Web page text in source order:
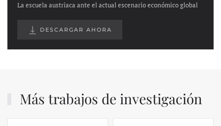
La escuela austriaca ante el actual escenario económico global
DESCARGAR AHORA
Más trabajos de investigación